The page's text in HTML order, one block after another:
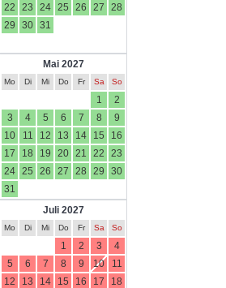
22
23 24 25 26 27
28
29
30 31
Mai 2027
Mo Di Mi Do Fr Sa So
1
2
3
4 5 6 7 8
9
10
11 12 13 14 15
16
17
18 19 20 21 22
23
24 25 26 27 28 29
30
31
Juli 2027
Mo Di Mi Do Fr Sa So
1 2 3
4
5
6 7 8 9 10
11
12
13 14 15 16 17
18